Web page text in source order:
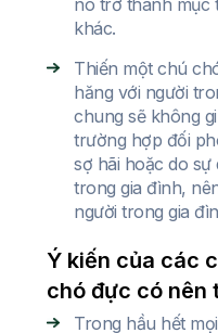
nó trở thành mục
khác.
Thiến một chú
hăng với người
chung sẽ không
trường hợp đối
sợ hãi hoặc do sự
trong gia đình,
người trong gia
Ý kiến của các
chó đực có nên
Trong hầu hết